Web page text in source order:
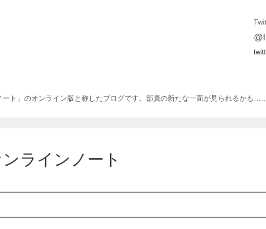
ト」のオンライン版と称したブログです。部員の新たな一面が見られるかも
ラインノート